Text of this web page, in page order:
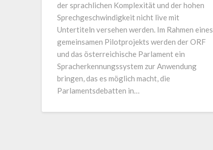
der sprachlichen Komplexität und der hohen
Sprechgeschwindigkeit nicht live mit
Untertiteln versehen werden. Im Rahmen eines
gemeinsamen Pilotprojekts werden der ORF
und das österreichische Parlament ein
Spracherkennungssystem zur Anwendung
bringen, das es möglich macht, die
Parlamentsdebatten in…